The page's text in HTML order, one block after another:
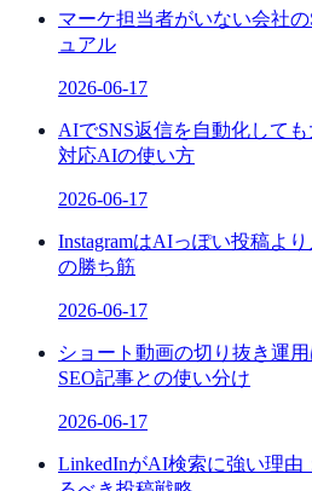
マーケ担当者がいない会社
ュアル
2026-06-17
AIでSNS返信を自動化して
対応AIの使い方
2026-06-17
InstagramはAIっぽい投稿よ
の勝ち筋
2026-06-17
ショート動画の切り抜き運
SEO記事との使い分け
2026-06-17
LinkedInがAI検索に強い理由